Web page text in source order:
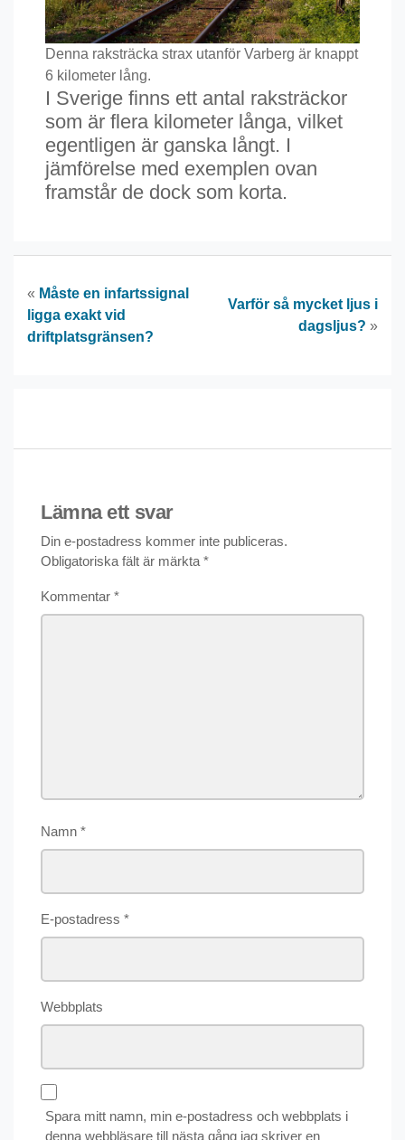
Denna raksträcka strax utanför Varberg är knappt
6 kilometer lång.
I Sverige finns ett antal raksträckor
som är flera kilometer långa, vilket
egentligen är ganska långt. I
jämförelse med exemplen ovan
framstår de dock som korta.
« Måste en infartssignal
ligga exakt vid
driftplatsgränsen?
Varför så mycket ljus i
dagsljus? »
Lämna ett svar
Din e-postadress kommer inte publiceras.
Obligatoriska fält är märkta *
Kommentar *
Namn *
E-postadress *
Webbplats
Spara mitt namn, min e-postadress och webbplats i
denna webbläsare till nästa gång jag skriver en